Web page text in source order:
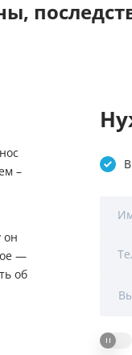
Фирменные
для воды под
воды из
для фильтров
от извести
грубой очистки
тонкой очистки
–
он
—
об